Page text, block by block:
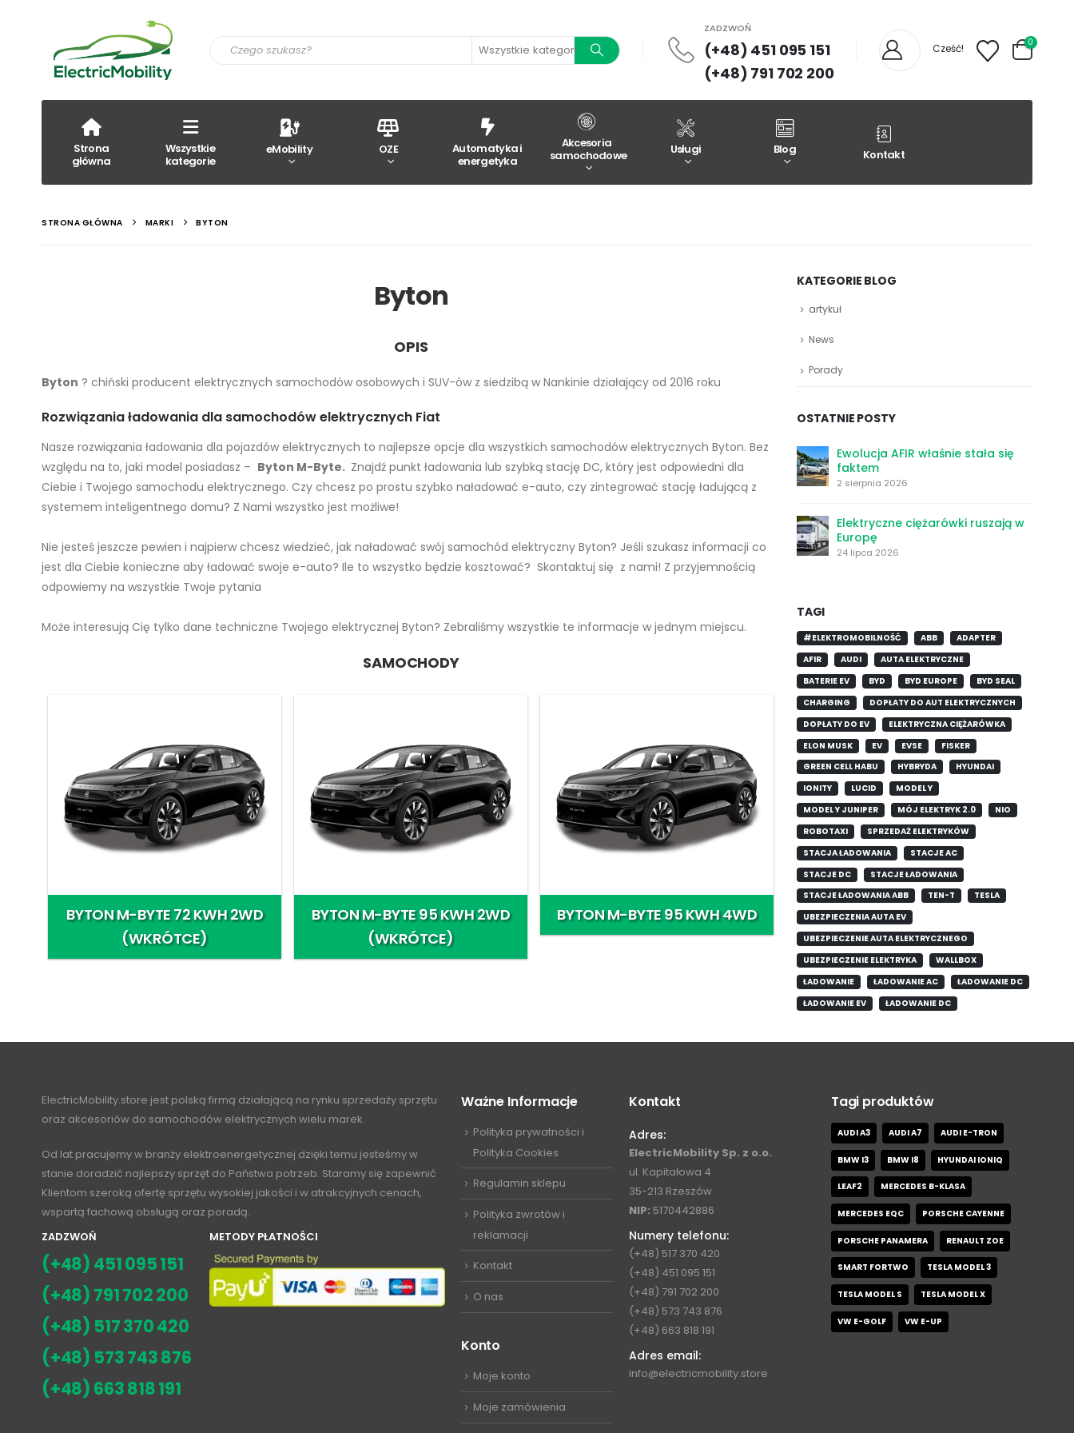
Wszystkie kategorie
ZADZWOŃ
(+48) 451 095 151
(+48) 791 702 200
Cześć! 0
Strona
główna
Wszystkie
kategorie
eMobility OZE
Automatyka i
energetyka
Akcesoria
samochodowe
Usługi Blog Kontakt
STRONA GŁÓWNA MARKI BYTON
Byton
OPIS
Byton ? chiński producent elektrycznych samochodów osobowych i SUV-ów z siedzibą w Nankinie działający od 2016 roku
Rozwiązania ładowania dla samochodów elektrycznych Fiat
Nasze rozwiązania ładowania dla pojazdów elektrycznych to najlepsze opcje dla wszystkich samochodów elektrycznych Byton. Bez
względu na to, jaki model posiadasz – Byton M-Byte. Znajdź punkt ładowania lub szybką stację DC, który jest odpowiedni dla
Ciebie i Twojego samochodu elektrycznego. Czy chcesz po prostu szybko naładować e-auto, czy zintegrować stację ładującą z
systemem inteligentnego domu? Z Nami wszystko jest możliwe!
Nie jesteś jeszcze pewien i najpierw chcesz wiedzieć, jak naładować swój samochód elektryczny Byton? Jeśli szukasz informacji co
jest dla Ciebie konieczne aby ładować swoje e-auto? Ile to wszystko będzie kosztować? Skontaktuj się z nami! Z przyjemnością
odpowiemy na wszystkie Twoje pytania
Może interesują Cię tylko dane techniczne Twojego elektrycznej Byton? Zebraliśmy wszystkie te informacje w jednym miejscu.
SAMOCHODY
BYTON M-BYTE 72 KWH 2WD
(WKRÓTCE)
BYTON M-BYTE 95 KWH 2WD
(WKRÓTCE)
BYTON M-BYTE 95 KWH 4WD
KATEGORIE BLOG
artykuł
News
Porady
OSTATNIE POSTY
Ewolucja AFIR właśnie stała się
faktem
2 sierpnia 2026
Elektryczne ciężarówki ruszają w
Europę
24 lipca 2026
TAGI
#ELEKTROMOBILNOŚĆ ABB
ADAPTER
AFIR
AUDI
AUTA ELEKTRYCZNE
BATERIE EV
BYD BYD EUROPE
BYD SEAL
CHARGING
DOPŁATY DO AUT ELEKTRYCZNYCH
DOPŁATY DO EV
ELEKTRYCZNA CIĘŻARÓWKA
ELON MUSK
EV EVSE
FISKER
GREEN CELL HABU
HYBRYDA
HYUNDAI
IONITY
LUCID
MODEL Y
MODEL Y JUNIPER
MÓJ ELEKTRYK 2.0
NIO
ROBOTAXI
SPRZEDAŻ ELEKTRYKÓW
STACJA ŁADOWANIA
STACJE AC
STACJE DC
STACJE ŁADOWANIA
STACJE ŁADOWANIA ABB
TEN-T
TESLA
UBEZPIECZENIA AUTA EV
UBEZPIECZENIE AUTA ELEKTRYCZNEGO
UBEZPIECZENIE ELEKTRYKA
WALLBOX
ŁADOWANIE
ŁADOWANIE AC
ŁADOWANIE DC
ŁADOWANIE EV
ŁADOWANIE DC
ElectricMobility.store jest polską firmą działającą na rynku sprzedaży sprzętu
oraz akcesoriów do samochodów elektrycznych wielu marek.
Od lat pracujemy w branży elektroenergetycznej dzięki temu jesteśmy w
stanie doradzić najlepszy sprzęt do Państwa potrzeb. Staramy się zapewnić
Klientom szeroką ofertę sprzętu wysokiej jakości i w atrakcyjnych cenach,
wspartą fachową obsługą oraz poradą.
ZADZWOŃ
(+48) 451 095 151
(+48) 791 702 200
(+48) 517 370 420
(+48) 573 743 876
(+48) 663 818 191
METODY PŁATNOŚCI
Ważne Informacje
Polityka prywatności i
Polityka Cookies
Regulamin sklepu
Polityka zwrotów i
reklamacji
Kontakt
O nas
Konto
Moje konto
Moje zamówienia
Kontakt
Adres:
ElectricMobility Sp. z o.o.
ul. Kapitałowa 4
35-213 Rzeszów
NIP: 5170442886
Numery telefonu:
(+48) 517 370 420
(+48) 451 095 151
(+48) 791 702 200
(+48) 573 743 876
(+48) 663 818 191
Adres email:
info@electricmobility.store
Tagi produktów
AUDI A3 AUDI A7 AUDI E-TRON
BMW I3 BMW I8 HYUNDAI IONIQ
LEAF2 MERCEDES B-KLASA
MERCEDES EQC PORSCHE CAYENNE
PORSCHE PANAMERA RENAULT ZOE
SMART FORTWO TESLA MODEL 3
TESLA MODEL S TESLA MODEL X
VW E-GOLF VW E-UP